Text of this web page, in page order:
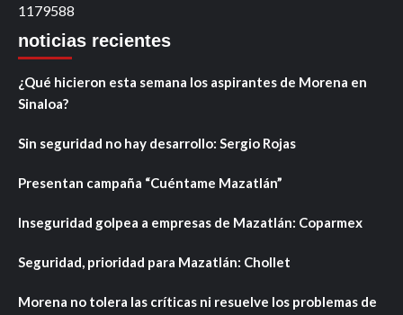
1179588
noticias recientes
¿Qué hicieron esta semana los aspirantes de Morena en
Sinaloa?
Sin seguridad no hay desarrollo: Sergio Rojas
Presentan campaña “Cuéntame Mazatlán”
Inseguridad golpea a empresas de Mazatlán: Coparmex
Seguridad, prioridad para Mazatlán: Chollet
Morena no tolera las críticas ni resuelve los problemas de